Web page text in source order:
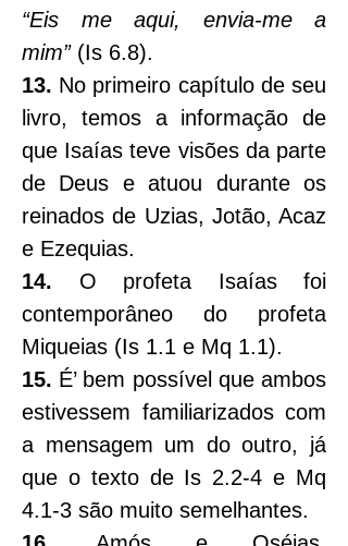
“Eis me aqui, envia-me a
mim” (Is 6.8).
13. No primeiro capítulo de seu
livro, temos a informação de
que Isaías teve visões da parte
de Deus e atuou durante os
reinados de Uzias, Jotão, Acaz
e Ezequias.
14. O profeta Isaías foi
contemporâneo do profeta
Miqueias (Is 1.1 e Mq 1.1).
15. É’ bem possível que ambos
estivessem familiarizados com
a mensagem um do outro, já
que o texto de Is 2.2-4 e Mq
4.1-3 são muito semelhantes.